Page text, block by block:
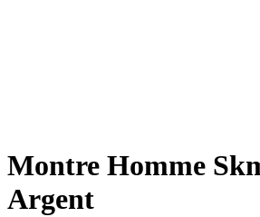
Montre Homme
Argent